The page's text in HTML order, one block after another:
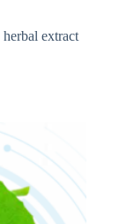
herbal extract